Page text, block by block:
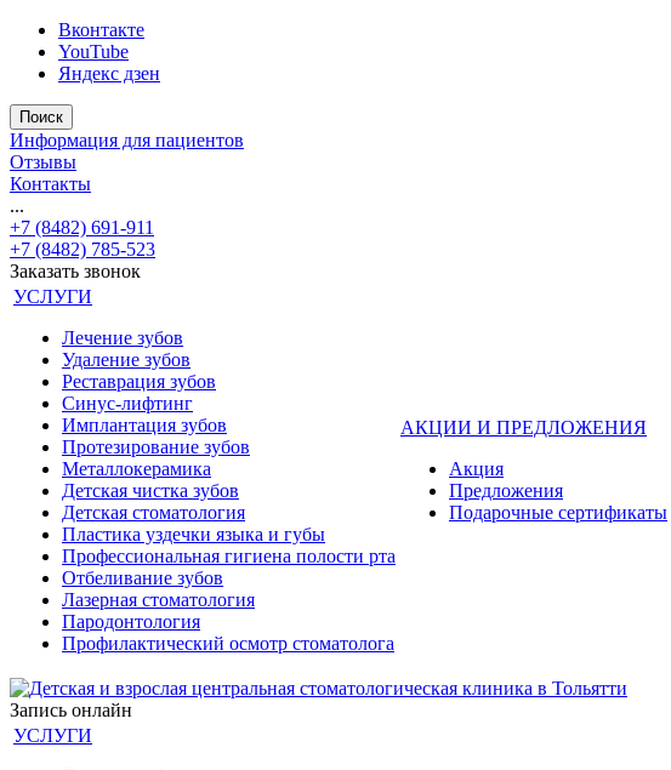
Вконтакте
YouTube
Яндекс дзен
Поиск
Информация для пациентов
Отзывы
Контакты
...
+7 (8482) 691-911
+7 (8482) 785-523
Заказать звонок
УСЛУГИ
Лечение зубов
Удаление зубов
Реставрация зубов
Синус-лифтинг
Имплантация зубов
Протезирование зубов
Металлокерамика
Детская чистка зубов
Детская стоматология
Пластика уздечки языка и губы
Профессиональная гигиена полости рта
Отбеливание зубов
Лазерная стоматология
Пародонтология
Профилактический осмотр стоматолога
АКЦИИ И ПРЕДЛОЖЕНИЯ
Акция
Предложения
Подарочные сертификаты
Запись онлайн
УСЛУГИ